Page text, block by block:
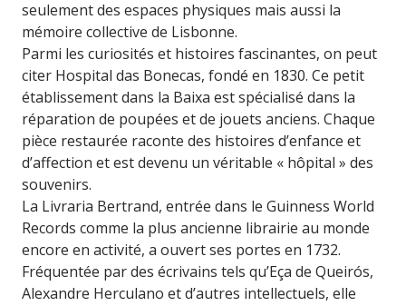
seulement des espaces physiques mais aussi la
mémoire collective de Lisbonne.
Parmi les curiosités et histoires fascinantes, on peut
citer Hospital das Bonecas, fondé en 1830. Ce petit
établissement dans la Baixa est spécialisé dans la
réparation de poupées et de jouets anciens. Chaque
pièce restaurée raconte des histoires d’enfance et
d’affection et est devenu un véritable « hôpital » des
souvenirs.
La Livraria Bertrand, entrée dans le Guinness World
Records comme la plus ancienne librairie au monde
encore en activité, a ouvert ses portes en 1732.
Fréquentée par des écrivains tels qu’Eça de Queirós,
Alexandre Herculano et d’autres intellectuels, elle